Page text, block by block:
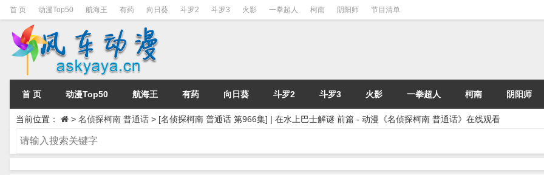
首 页 动漫Top50 航海王 有药 向日葵 斗罗2 斗罗3 火影 一拳超人 柯南 阴阳师 节目清单
首 页 动漫Top50 航海王 有药 向日葵 斗罗2 斗罗3 火影 一拳超人 柯南 阴阳师
当前位置： > 名侦探柯南 普通话 > [名侦探柯南 普通话 第966集] | 在水上巴士解谜 前篇 - 动漫《名侦探柯南 普通话》在线观看